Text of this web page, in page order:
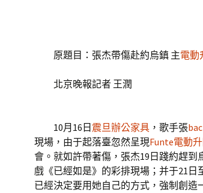
原題目：張杰帶傷赴約烏鎮 主電動
北京晚報記者 王潤
10月16日 震旦辦公家具 ，歌手張
現場，由于起落臺忽然呈現Funte電動
會。就如許帶著傷，張杰19日踐約趕到
戲《已經如是》的彩排現場；并于21日
已經決定要用她自己的方式，強制創造